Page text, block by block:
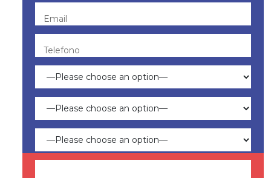
Email
Telefono